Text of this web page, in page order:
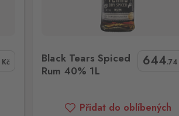
Kč
Black Tears Spiced
Rum 40% 1L
644.74
Přidat do oblíbených